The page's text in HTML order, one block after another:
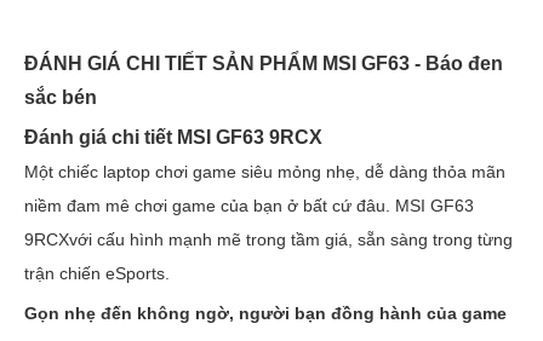
ĐÁNH GIÁ CHI TIẾT SẢN PHẨM MSI GF63 - Báo đen
sắc bén
Đánh giá chi tiết MSI GF63 9RCX
Một chiếc laptop chơi game siêu mỏng nhẹ, dễ dàng thỏa mãn
niềm đam mê chơi game của bạn ở bất cứ đâu. MSI GF63
9RCXvới cấu hình mạnh mẽ trong tầm giá, sẵn sàng trong từng
trận chiến eSports.
Gọn nhẹ đến không ngờ, người bạn đồng hành của game